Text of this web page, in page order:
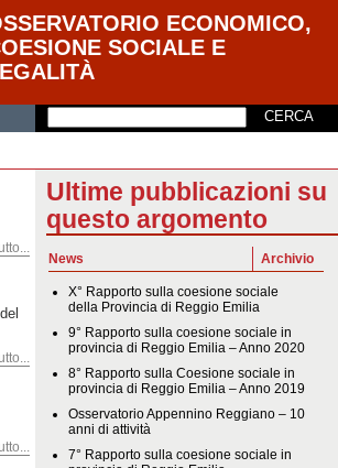
ECONOMICO,
SOCIALE E
Ultime pubblicazioni su
questo argomento
Archivio
News
X° Rapporto sulla coesione sociale
della Provincia di Reggio Emilia
9° Rapporto sulla coesione sociale in
provincia di Reggio Emilia – Anno 2020
8° Rapporto sulla Coesione sociale in
provincia di Reggio Emilia – Anno 2019
Osservatorio Appennino Reggiano – 10
anni di attività
7° Rapporto sulla coesione sociale in